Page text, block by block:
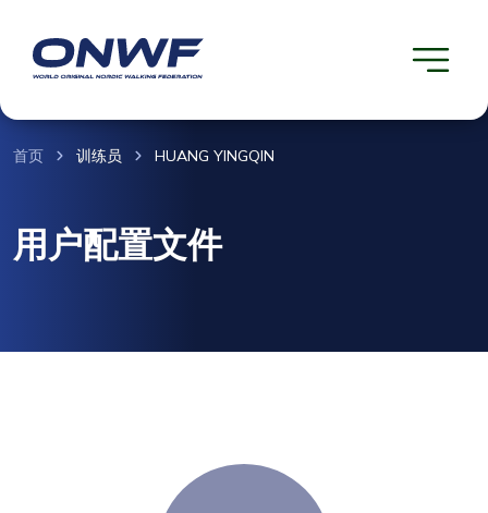
首页 训练员 HUANG YINGQIN
用户配置文件